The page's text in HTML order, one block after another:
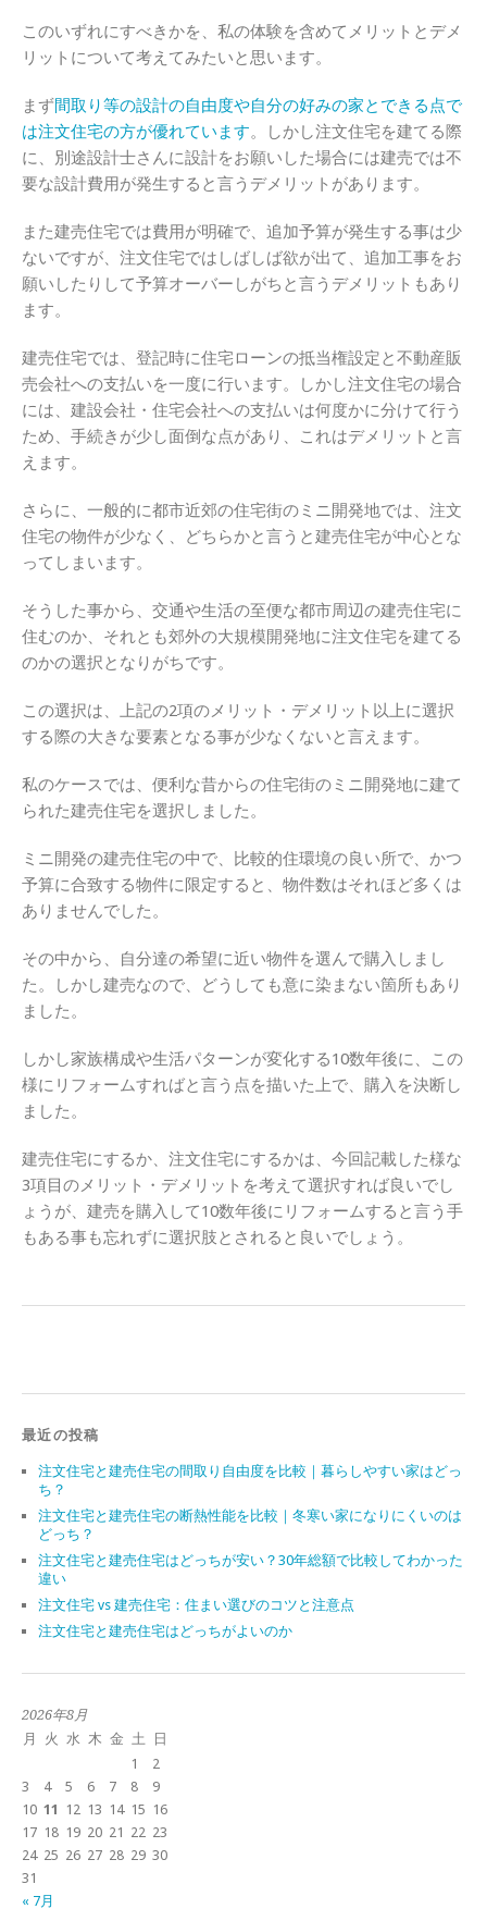
このいずれにすべきかを、私の体験を含めてメリットとデメ
リットについて考えてみたいと思います。
まず間取り等の設計の自由度や自分の好みの家とできる点で
は注文住宅の方が優れています。しかし注文住宅を建てる際
に、別途設計士さんに設計をお願いした場合には建売では不
要な設計費用が発生すると言うデメリットがあります。
また建売住宅では費用が明確で、追加予算が発生する事は少
ないですが、注文住宅ではしばしば欲が出て、追加工事をお
願いしたりして予算オーバーしがちと言うデメリットもあり
ます。
建売住宅では、登記時に住宅ローンの抵当権設定と不動産販
売会社への支払いを一度に行います。しかし注文住宅の場合
には、建設会社・住宅会社への支払いは何度かに分けて行う
ため、手続きが少し面倒な点があり、これはデメリットと言
えます。
さらに、一般的に都市近郊の住宅街のミニ開発地では、注文
住宅の物件が少なく、どちらかと言うと建売住宅が中心とな
ってしまいます。
そうした事から、交通や生活の至便な都市周辺の建売住宅に
住むのか、それとも郊外の大規模開発地に注文住宅を建てる
のかの選択となりがちです。
この選択は、上記の2項のメリット・デメリット以上に選択
する際の大きな要素となる事が少なくないと言えます。
私のケースでは、便利な昔からの住宅街のミニ開発地に建て
られた建売住宅を選択しました。
ミニ開発の建売住宅の中で、比較的住環境の良い所で、かつ
予算に合致する物件に限定すると、物件数はそれほど多くは
ありませんでした。
その中から、自分達の希望に近い物件を選んで購入しまし
た。しかし建売なので、どうしても意に染まない箇所もあり
ました。
しかし家族構成や生活パターンが変化する10数年後に、この
様にリフォームすればと言う点を描いた上で、購入を決断し
ました。
建売住宅にするか、注文住宅にするかは、今回記載した様な
3項目のメリット・デメリットを考えて選択すれば良いでし
ょうが、建売を購入して10数年後にリフォームすると言う手
もある事も忘れずに選択肢とされると良いでしょう。
最近の投稿
注文住宅と建売住宅の間取り自由度を比較｜暮らしやすい家はどっ
ち？
注文住宅と建売住宅の断熱性能を比較｜冬寒い家になりにくいのは
どっち？
注文住宅と建売住宅はどっちが安い？30年総額で比較してわかった
違い
注文住宅 vs 建売住宅：住まい選びのコツと注意点
注文住宅と建売住宅はどっちがよいのか
2026年8月
月
火 水 木 金 土
日
1
2
3
4 5 6 7 8
9
10 11 12 13 14 15 16
17 18 19 20 21 22 23
24 25 26 27 28 29 30
31
« 7月